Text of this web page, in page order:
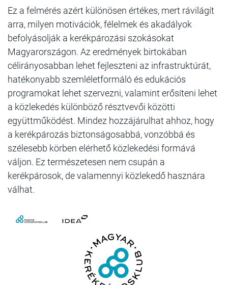
Ez a felmérés azért különösen értékes, mert rávilágít
arra, milyen motivációk, félelmek és akadályok
befolyásolják a kerékpározási szokásokat
Magyarországon. Az eredmények birtokában
célirányosabban lehet fejleszteni az infrastruktúrát,
hatékonyabb szemléletformáló és edukációs
programokat lehet szervezni, valamint erősíteni lehet
a közlekedés különböző résztvevői közötti
együttműködést. Mindez hozzájárulhat ahhoz, hogy
a kerékpározás biztonságosabbá, vonzóbbá és
szélesebb körben elérhető közlekedési formává
váljon. Ez természetesen nem csupán a
kerékpárosok, de valamennyi közlekedő hasznára
válhat.